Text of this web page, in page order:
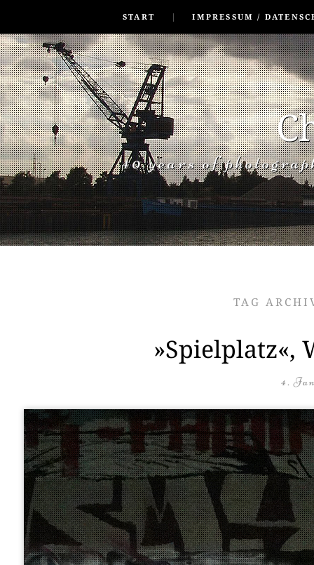
START
IMPRESSUM /
40 years of
TAG
»Spielplatz«,
4.